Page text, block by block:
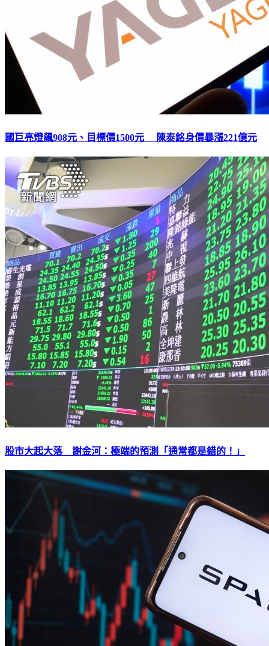
國巨亮燈飆908元、目標價1500元 陳泰銘身價暴漲221億元
股市大起大落 謝金河：極端的預測「通常都是錯的！」